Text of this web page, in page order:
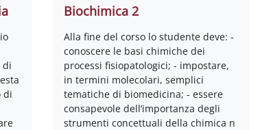
di
di
Biochimica 2
Alla fine del corso lo studente deve: -
conoscere le basi chimiche dei
processi fisiopatologici; - impostare,
in termini molecolari, semplici
tematiche di biomedicina; - essere
consapevole dell’importanza degli
strumenti concettuali della chimica n